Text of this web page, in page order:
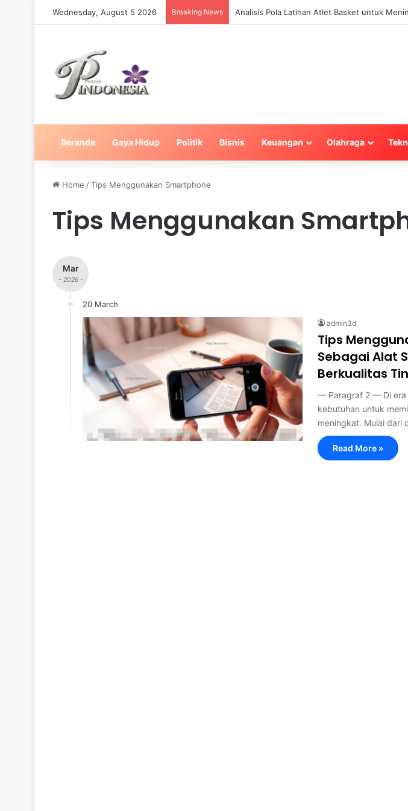
Wednesday, August 5 2026 Breaking News Analisis Pola Latihan Atlet Basket untuk
Beranda Gaya Hidup Politik Bisnis Keuangan Olahraga
Home /Tips Menggunakan Smartphone
Tips Menggunakan
Mar
- 2026 -
20 March
admin3d
Tips
Sebagai Alat
Berkualitas
— Paragraf 2 — Di era
kebutuhan untuk
meningkat. Mulai dari
Read More »